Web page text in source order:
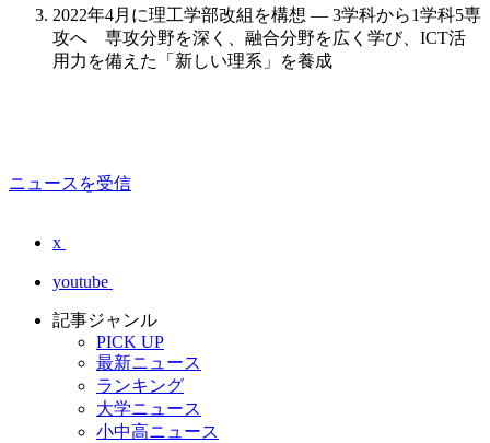
2022年4月に理工学部改組を構想 — 3学科から1学科5専
攻へ 専攻分野を深く、融合分野を広く学び、ICT活
用力を備えた「新しい理系」を養成
ニュースを受信
x
youtube
記事ジャンル
PICK UP
最新ニュース
ランキング
大学ニュース
小中高ニュース